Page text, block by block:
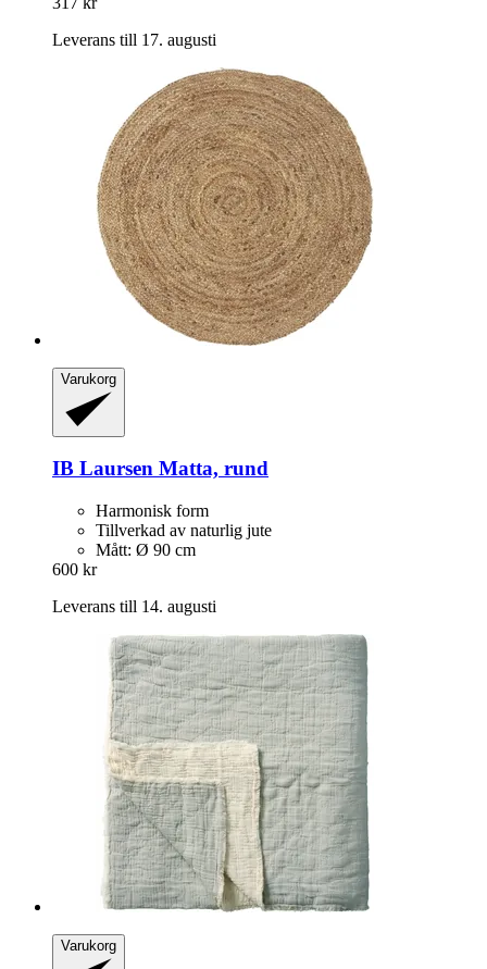
Leverans till 17. augusti
Varukorg
IB Laursen Matta, rund
Harmonisk form
Tillverkad av naturlig jute
Mått: Ø 90 cm
600 kr
Leverans till 14. augusti
Varukorg